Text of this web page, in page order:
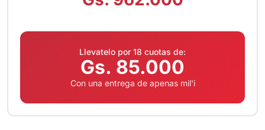
Llevatelo por 18 cuotas de:
Gs. 85.000
Con una entrega de apenas mil'i